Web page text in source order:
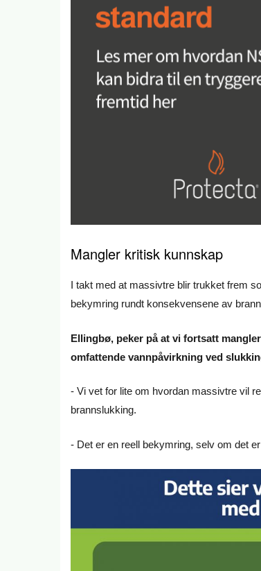
Mangler kritisk kunnskap
I takt med at massivtre blir trukket frem
bekymring rundt konsekvensene av
Ellingbø, peker på at vi fortsatt
omfattende vannpåvirkning ved
- Vi vet for lite om hvordan massivtre vil
brannslukking.
- Det er en reell bekymring, selv om det